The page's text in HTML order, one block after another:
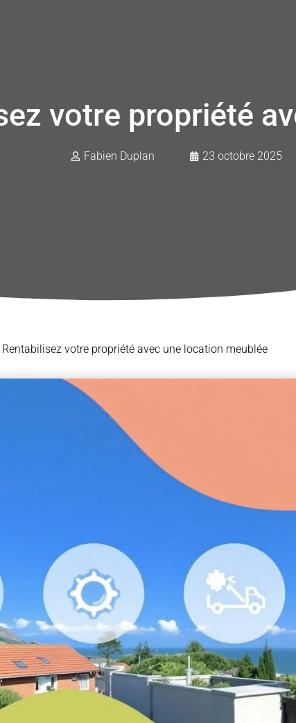
votre propriété
Fabien Duplan 23 octobre 2025
Rentabilisez votre propriété avec une location meublée